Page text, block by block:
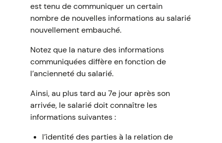
est tenu de communiquer un certain
nombre de nouvelles informations au salarié
nouvellement embauché.
Notez que la nature des informations
communiquées diffère en fonction de
l’ancienneté du salarié.
Ainsi, au plus tard au 7e jour après son
arrivée, le salarié doit connaître les
informations suivantes :
l’identité des parties à la relation de